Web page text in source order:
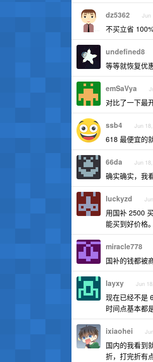
dz5362 Jun
不买立省
undefined8
等等就恢复优
emSaVya
对比了一下最
ssb4 Jun
618 最便宜的
66da Jun
确实确实，我
luckyzd
用国补 2500
能买到好价格。
miracle778
国补的钱都被
layxy Jun
现在已经不是
时间点基本都
ixiaohei
国内的我看到
折，打完折有